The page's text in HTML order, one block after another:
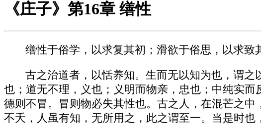
《庄子》第16章 缮性
缮性于俗学，以求复其初；滑欲于俗思，以求致
古之治道者，以恬养知。生而无以知为也，谓
也；道无不理，义也；义明而物亲，忠也；中纯实
德则不冒。冒则物必失其性也。古之人，在混芒之
不夭，人虽有知，无所用之，此之谓至一。当是时也